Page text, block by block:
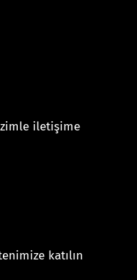
iletişime
katılın